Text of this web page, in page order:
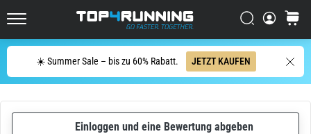
☀️ Summer Sale – bis zu 60% Rabatt. JETZT KAUFEN
Suchen
Entdecke
Schuhe
Straße
Einloggen und eine Bewertung abgeben